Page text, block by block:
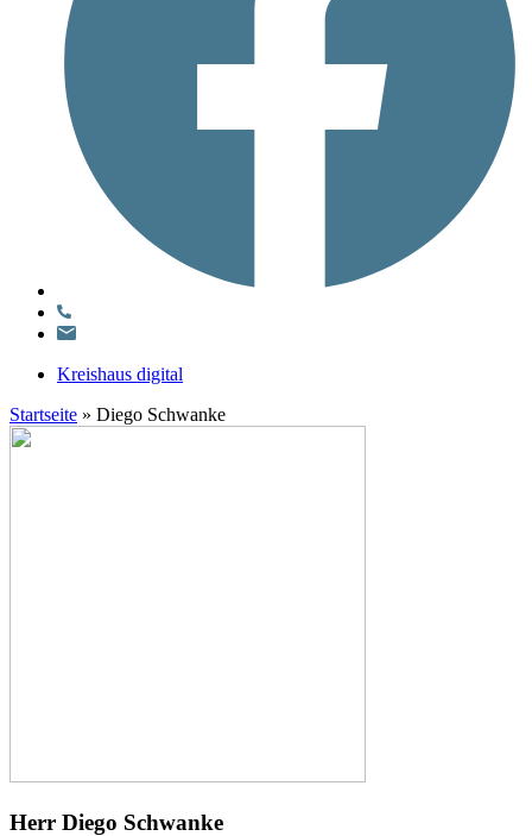
Kreishaus digital
Startseite » Diego Schwanke
Herr Diego Schwanke